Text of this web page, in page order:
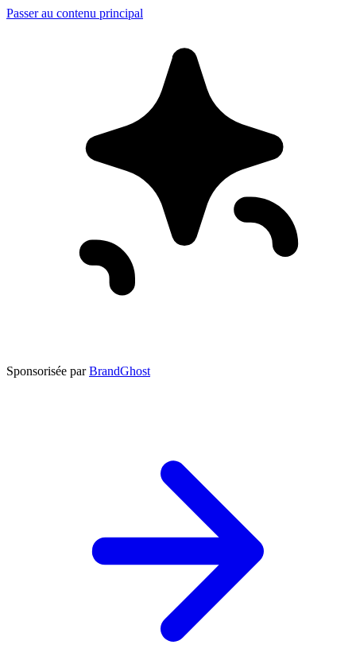
Passer au contenu principal
Sponsorisée par BrandGhost